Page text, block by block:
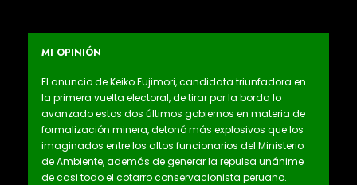
MI OPINIÓN
El anuncio de Keiko Fujimori, candidata triunfadora en
la primera vuelta electoral, de tirar por la borda lo
avanzado estos dos últimos gobiernos en materia de
formalización minera, detonó más explosivos que los
imaginados entre los altos funcionarios del Ministerio
de Ambiente, además de generar la repulsa unánime
de casi todo el cotarro conservacionista peruano.